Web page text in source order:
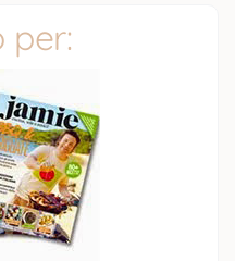
per: